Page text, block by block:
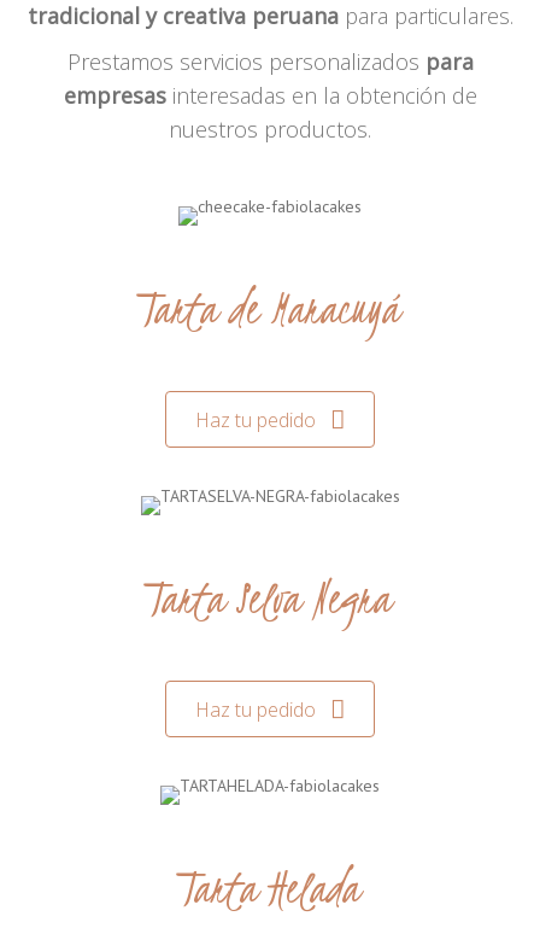
tradicional y creativa peruanapara particulares.
Prestamos servicios personalizados para
empresasinteresadas en la obtención de
nuestros productos.
Tarta de Maracuyá
Haz tu pedido
Tarta Selva Negra
Haz tu pedido
Tarta Helada